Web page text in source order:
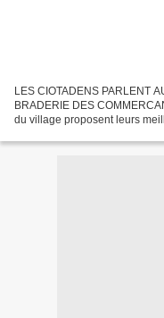
LES CIOTADENS PARLENT
BRADERIE DES
du village proposent leurs